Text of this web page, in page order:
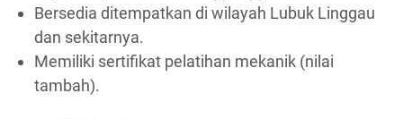
Bersedia ditempatkan di wilayah Lubuk Linggau
dan sekitarnya.
Memiliki sertifikat pelatihan mekanik (nilai
tambah).